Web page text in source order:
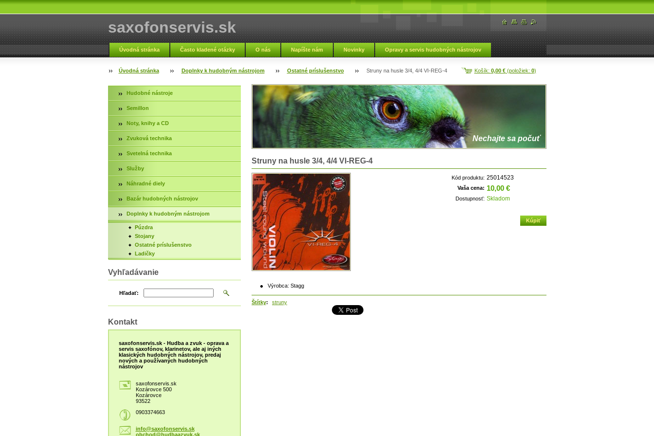
saxofonservis.sk
Úvodná stránka Často kladené otázky O nás Napíšte nám Novinky Opravy a servis hudobných nástrojov
Fotogaléria servis Zmluvné podmienky Nápoveda
Košík: 0,00 €(položiek: 0)
Úvodná stránka Doplnky k hudobným nástrojom Ostatné príslušenstvo Struny na husle 3/4, 4/4 VI-REG-4
Nechajte sa počuť
Struny na husle 3/4, 4/4 VI-REG-4
Výrobca: Stagg
Kód produktu: 25014523
Vaša cena: 10,00 €
Dostupnosť: Skladom
Štítky: struny
Hudobné nástroje
Semillon
Noty, knihy a CD
Zvuková technika
Svetelná technika
Služby
Náhradné diely
Bazár hudobných nástrojov
Doplnky k hudobným nástrojom
Púzdra
Stojany
Ostatné príslušenstvo
Ladičky
Vyhľadávanie
Hľadať:
Kontakt
saxofonservis.sk - Hudba a zvuk - oprava a
servis saxofónov, klarinetov, ale aj iných
klasických hudobných nástrojov, predaj
nových a používaných hudobných
nástrojov
saxofonservis.sk
Kozárovce 500
Kozárovce
93522
0903374663
info@saxofonservis.sk
obchod@hudbaazvuk.sk